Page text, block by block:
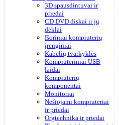
3D spausdintuvai ir
priedai
CD DVD diskai ir jų
dėklai
Išoriniai kompiuterių
įrenginiai
Kabelių tvarkyklės
Kompiuteriniai USB
laidai
Kompiuterių
komponentai
Monitoriai
Nešiojami kompiuteriai
ir priedai
Orgtechnika ir priedai